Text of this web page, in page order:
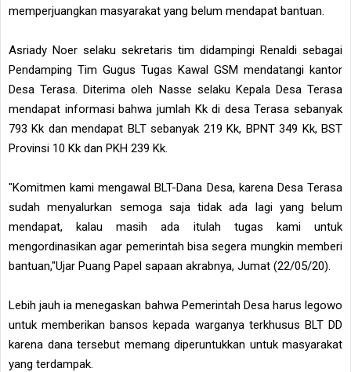
memperjuangkan masyarakat yang belum mendapat bantuan.
Asriady Noer selaku sekretaris tim didampingi Renaldi sebagai
Pendamping Tim Gugus Tugas Kawal GSM mendatangi kantor
Desa Terasa. Diterima oleh Nasse selaku Kepala Desa Terasa
mendapat informasi bahwa jumlah Kk di desa Terasa sebanyak
793 Kk dan mendapat BLT sebanyak 219 Kk, BPNT 349 Kk, BST
Provinsi 10 Kk dan PKH 239 Kk.
"Komitmen kami mengawal BLT-Dana Desa, karena Desa Terasa
sudah menyalurkan semoga saja tidak ada lagi yang belum
mendapat, kalau masih ada itulah tugas kami untuk
mengordinasikan agar pemerintah bisa segera mungkin memberi
bantuan,"Ujar Puang Papel sapaan akrabnya, Jumat (22/05/20).
Lebih jauh ia menegaskan bahwa Pemerintah Desa harus legowo
untuk memberikan bansos kepada warganya terkhusus BLT DD
karena dana tersebut memang diperuntukkan untuk masyarakat
yang terdampak.